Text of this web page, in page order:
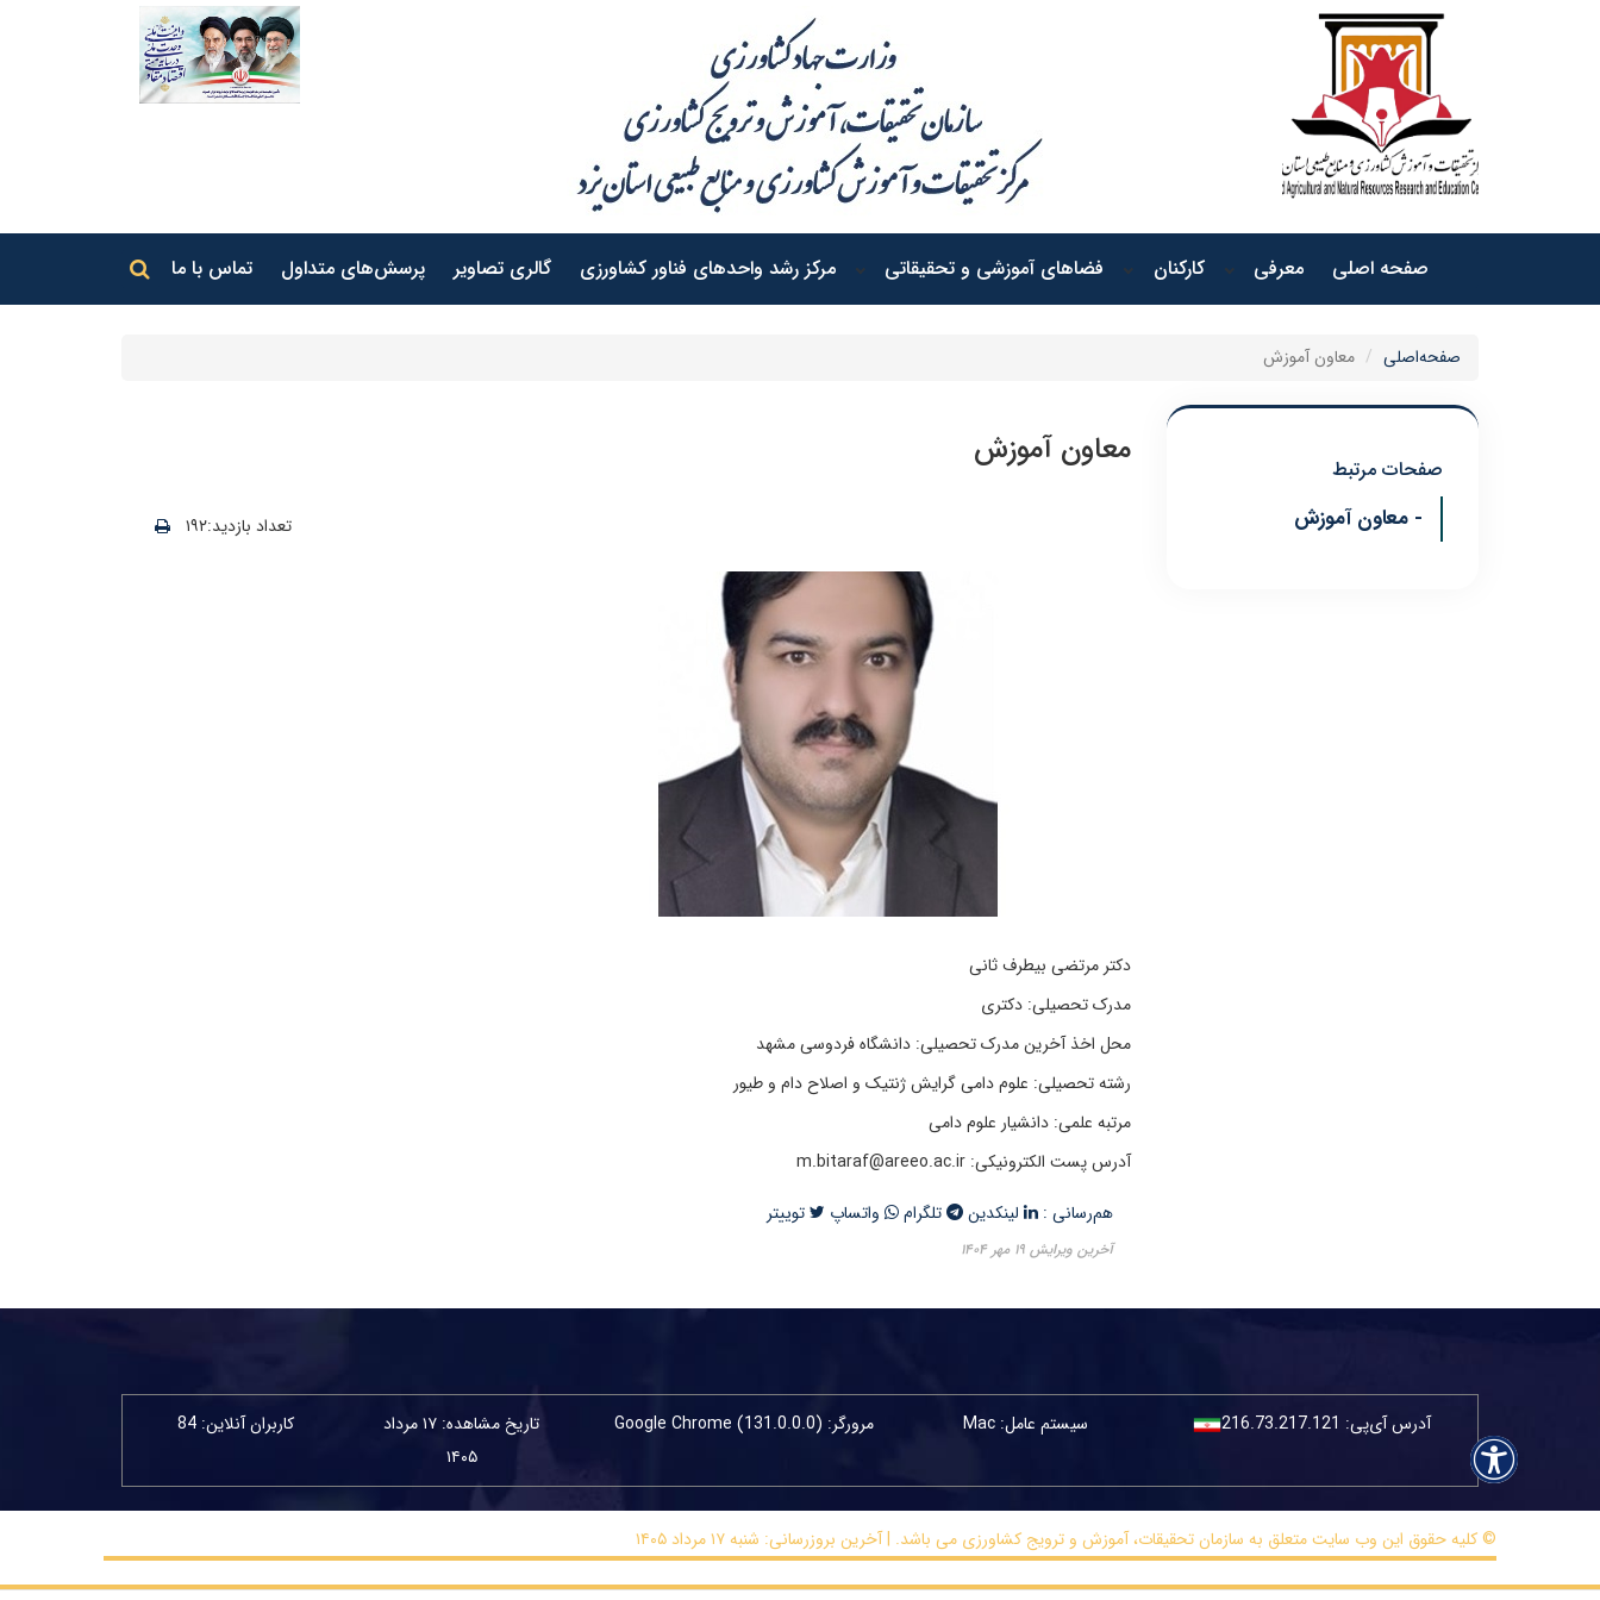
صفحه اصلی معرفی کارکنان فضاهای آموزشی و تحقیقاتی مرکز رشد واحدهای فناور کشاورزی گالری تصاویر پرسش‌های متداول تماس با ما جستجو
صفحه‌اصلی معاون آموزش
معاون آموزش
تعداد بازدید:۱۹۲
دکتر مرتضی بیطرف ثانی
مدرک تحصیلی: دکتری
محل اخذ آخرین مدرک تحصیلی: دانشگاه فردوسی مشهد
رشته تحصیلی: علوم دامی گرایش ژنتیک و اصلاح دام و طیور
مرتبه علمی: دانشیار علوم دامی
آدرس پست الکترونیکی: m.bitaraf@areeo.ac.ir
هم‌رسانی :
لینکدین تلگرام واتساپ توییتر
آخرین ویرایش ۱۹ مهر ۱۴۰۴
صفحات مرتبط
- معاون آموزش
آدرس آی‌پی: 216.73.217.121 سیستم عامل: Mac مرورگر: Google Chrome (131.0.0.0)
تاریخ مشاهده: ۱۷ مرداد
۱۴۰۵
کاربران آنلاین: 84
© کلیه حقوق این وب سایت متعلق به سازمان تحقیقات، آموزش و ترویج کشاورزی می باشد. | آخرین بروزرسانی: شنبه ۱۷ مرداد ۱۴۰۵